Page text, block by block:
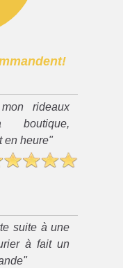
rideaux
en heure"
suite à une
à fait un